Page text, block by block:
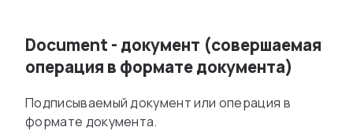
Document - документ (совершаемая
операция в формате документа)
Подписываемый документ или операция в
формате документа.